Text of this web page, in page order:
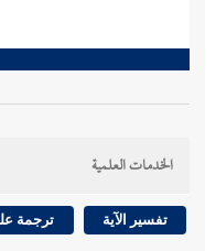
الخدمات العلمية
تفسير الآية ترجمة